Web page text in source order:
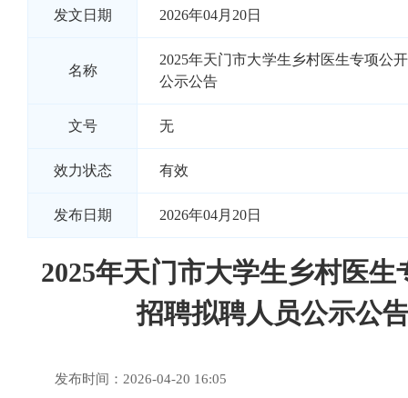
发文日期 2026年04月20日
名称
2025年天门市大学生乡村医生专项公
公示公告
文号 无
效力状态 有效
发布日期 2026年04月20日
2025年天门市大学生乡村医生
招聘拟聘人员公示公
发布时间：2026-04-20 16:05